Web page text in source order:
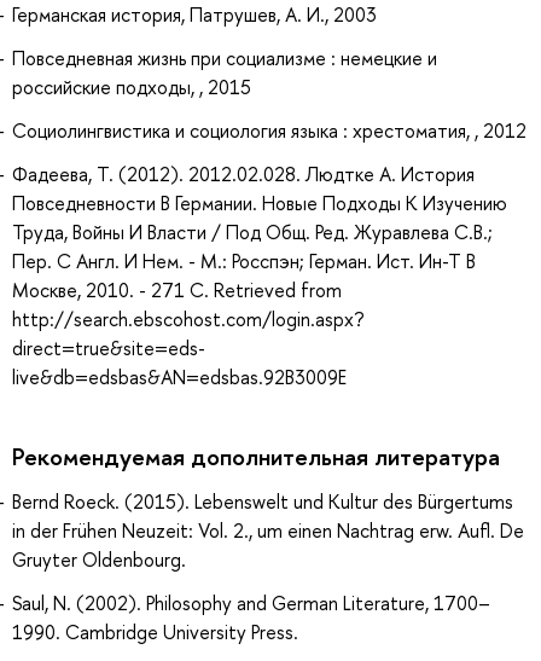
Германская история, Патрушев, А. И., 2003
Повседневная жизнь при социализме : немецкие и
российские подходы, , 2015
Социолингвистика и социология языка : хрестоматия, , 2012
Фадеева, Т. (2012). 2012.02.028. Людтке А. История
Повседневности В Германии. Новые Подходы К Изучению
Труда, Войны И Власти / Под Общ. Ред. Журавлева С.В.;
Пер. С Англ. И Нем. - М.: Росспэн; Герман. Ист. Ин-Т В
Москве, 2010. - 271 С. Retrieved from
http://search.ebscohost.com/login.aspx?
direct=true&site=eds-
live&db=edsbas&AN=edsbas.92B3009E
Рекомендуемая дополнительная литература
Bernd Roeck. (2015). Lebenswelt und Kultur des Bürgertums
in der Frühen Neuzeit: Vol. 2., um einen Nachtrag erw. Aufl. De
Gruyter Oldenbourg.
Saul, N. (2002). Philosophy and German Literature, 1700–
1990. Cambridge University Press.